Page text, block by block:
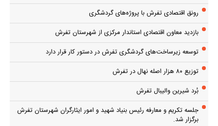
رونق اقتصادی تفرش با پروژه‌های گردشگری
بازدید معاون اقتصادی استاندار مرکزی از شهرستان تفرش
توسعه زیرساخت‌های گردشگری تفرش در دستور کار قرار دارد
توزیع ۸۰ هزار اصله نهال در تفرش
بُرد شیرین والیبال تفرش
جلسه تکریم و معارفه رئیس بنیاد شهید و امور ایثارگران شهرستان تفرش
برگزار شد.